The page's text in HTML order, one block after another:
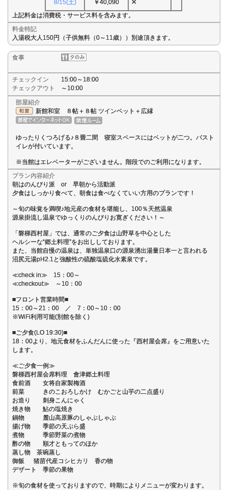
8/15(土) ￥40,090 ×
上記料金は消費税・サービス料を含みます。
料金特記
入湯税大人150円（子供無料（0～11歳））別途頂きます。
食事
チェックイン
15:00～18:00
チェックアウト
～10:00
部屋紹介
新館和室 ８帖＋８帖 ツインベット＋広縁
ゆったりくつろげる♪８畳二間 寝室スペースにはベットが二つ。バスト
イレが付いています。
※当館はエレベーターがございません。階段でのご利用になります。
プラン内容紹介
朝はのんびり派 or 早朝から活動派
夕食はしっかり食べて、朝食は食べなくていい方用のプランです！
～旬の味覚を満喫♪地元産の食材を堪能し、100％天然温泉
源泉掛流し温泉でゆっくりのんびりお寛ぎください！～
「磐梯西村屋」では、通常のご夕食は山野草を中心とした
ヘルシーな“郷土料理”をお出ししております。
また、当館自慢の温泉は、単独温泉口の源泉湧出湯量日本一と言われる
沼尻元湯pH2.1と強酸性の硫酸塩硫化水素泉です。
≪check in≫ 15：00～
≪checkout≫ ～10：00
■フロント営業時間■
15：00～21：00 ／ 7：00～10：00
※WiFi利用可能(別館を除く)
■ご夕食(LO 19:30)■
18：00より、地元食材をふんだんに使った『西村屋会席』をご用意いた
します。
≪ご夕食一例≫
磐梯西村屋会席料理 會津郷土料理
食前酒 女将自家製梅酒
前菜 きのこおろしかけ むかごと山芋の二点盛り
お造り 刺身こんにゃく
焼き物 鮎の塩焼き
鍋物 麓山高原豚のしゃぶしゃぶ
揚げ物 季節の天ぷら盛
煮物 季節野菜の煮物
酢の物 順才ともってのほか
蒸し物 茶碗蒸し
御飯 猪苗代産コシヒカリ 香の物
デザート 季節の果物
※旬の食材を使っておりますので、時期によりメニューが変わります。